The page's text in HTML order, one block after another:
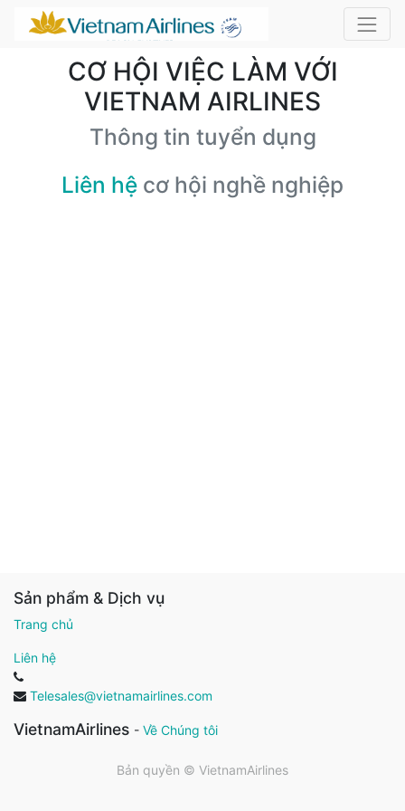
CƠ HỘI VIỆC LÀM VỚI
VIETNAM AIRLINES
Thông tin tuyển dụng
Liên hệ cơ hội nghề nghiệp
Sản phẩm & Dịch vụ
Trang chủ
Liên hệ
Telesales@vietnamairlines.com
VietnamAirlines - Về Chúng tôi
Bản quyền © VietnamAirlines